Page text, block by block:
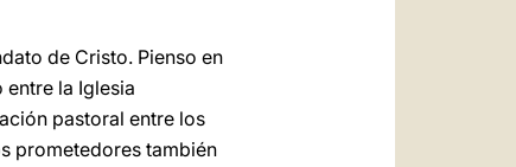
de Cristo. Pienso en
la Iglesia
pastoral entre los
prometedores también